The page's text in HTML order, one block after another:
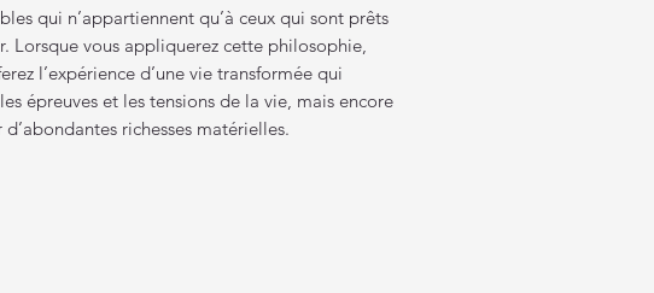
qui n’appartiennent qu’à ceux qui sont prêts
Lorsque vous appliquerez cette philosophie,
l’expérience d’une vie transformée qui
épreuves et les tensions de la vie, mais encore
richesses matérielles.